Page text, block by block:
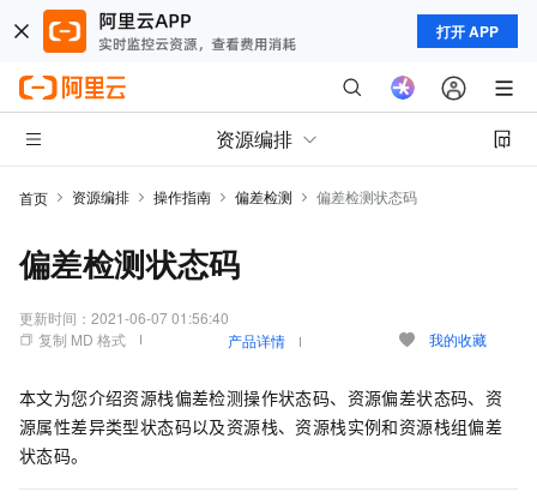
打开 APP
资源编排
首页 资源编排 操作指南 偏差检测 偏差检测状态码
偏差检测状态码
更新时间： 2021-06-07 01:56:40
复制 MD 格式
产品详情 我的收藏
本文为您介绍资源栈偏差检测操作状态码、资源偏差状态码、资
源属性差异类型状态码以及资源栈、资源栈实例和资源栈组偏差
状态码。